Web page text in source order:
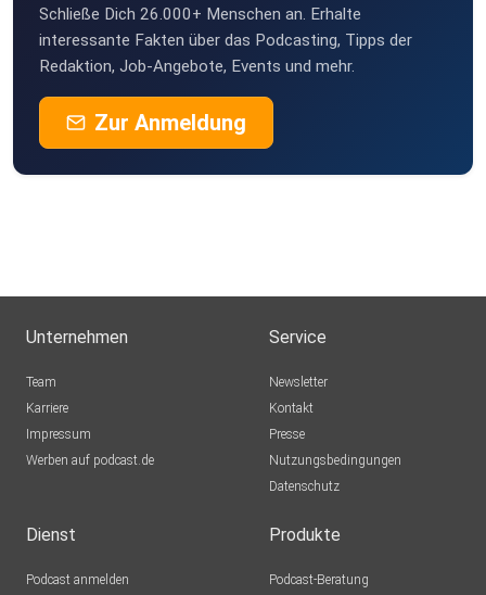
Schließe Dich 26.000+ Menschen an. Erhalte
interessante Fakten über das Podcasting, Tipps der
Redaktion, Job-Angebote, Events und mehr.
Zur Anmeldung
Unternehmen
Team
Karriere
Impressum
Werben auf podcast.de
Service
Newsletter
Kontakt
Presse
Nutzungsbedingungen
Datenschutz
Dienst
Podcast anmelden
Produkte
Podcast-Beratung